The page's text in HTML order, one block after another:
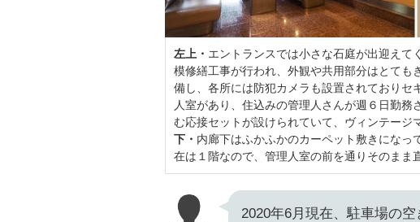
左上・ エントランスでは小さな石庭が出迎えて
模修繕工事が行われ、外観や共用部分はとても
備し、各所には防犯カメラも設置されておりセ
人室があり、住込みの管理人さんが週６日勤
む応接セットが設けられていて、ヴィンテージ
下・ 内廊下はふかふかのカーペット敷きにな
在は１階なので、管理人室の前を通りそのまま
2020年6月現在、駐車場の